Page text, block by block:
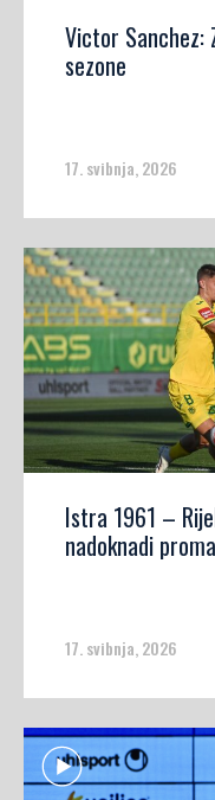
Victor Sanchez:
sezone
17. svibnja, 2026
Istra 1961 –
nadoknadi
17. svibnja, 2026